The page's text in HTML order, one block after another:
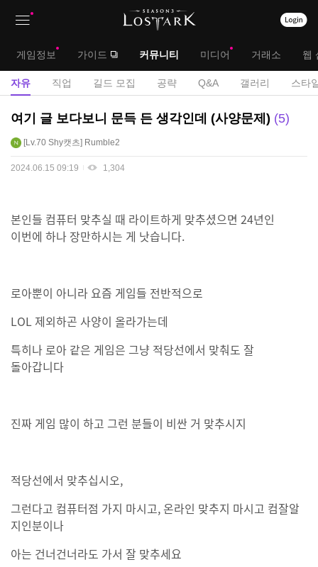
대
메
뉴
게임정보 가이드 커뮤니티 미디어 거래소 웹
서
자유 직업 길드 모집 공략 Q&A 갤러리 스타
자
게
여기 글 보다보니 문득 든 생각인데 (사양문제) 5
Lv.70 Shy캣츠 Rumble2
2024.06.15 09:19 1,304
본인들 컴퓨터 맞추실 때 라이트하게 맞추셨으면 24년인
이번에 하나 장만하시는 게 낫습니다.
로아뿐이 아니라 요즘 게임들 전반적으로
LOL 제외하곤 사양이 올라가는데
특히나 로아 같은 게임은 그냥 적당선에서 맞춰도 잘
돌아갑니다
진짜 게임 많이 하고 그런 분들이 비싼 거 맞추시지
적당선에서 맞추십시오,
그런다고 컴퓨터점 가지 마시고, 온라인 맞추지 마시고 컴잘알
지인분이나
아는 건너건너라도 가서 잘 맞추세요